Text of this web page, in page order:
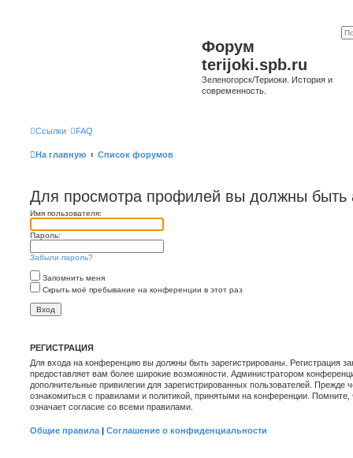
Форум
terijoki.spb.ru
Зеленогорск/Териоки. История и
современность.
Ссылки FAQ
На главную Список форумов
Для просмотра профилей вы должны быть
Имя пользователя:
Пароль:
Забыли пароль?
Запомнить меня
Скрыть моё пребывание на конференции в этот раз
РЕГИСТРАЦИЯ
Для входа на конференцию вы должны быть зарегистрированы. Регистрация
предоставляет вам более широкие возможности. Администратором
дополнительные привилегии для зарегистрированных пользователей. Прежде
ознакомиться с правилами и политикой, принятыми на конференции.
означает согласие со всеми правилами.
Общие правила | Соглашение о конфиденциальности